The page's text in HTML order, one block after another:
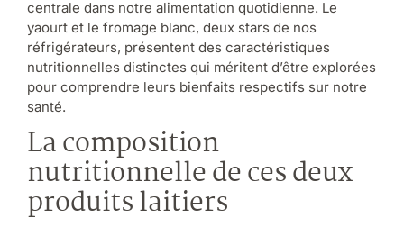
centrale dans notre alimentation quotidienne. Le
yaourt et le fromage blanc, deux stars de nos
réfrigérateurs, présentent des caractéristiques
nutritionnelles distinctes qui méritent d’être explorées
pour comprendre leurs bienfaits respectifs sur notre
santé.
La composition
nutritionnelle de ces deux
produits laitiers